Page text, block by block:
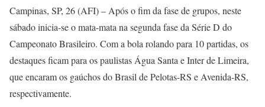
Campinas, SP, 26 (AFI) – Após o fim da fase de grupos, neste
sábado inicia-se o mata-mata na segunda fase da Série D do
Campeonato Brasileiro. Com a bola rolando para 10 partidas, os
destaques ficam para os paulistas Água Santa e Inter de Limeira,
que encaram os gaúchos do Brasil de Pelotas-RS e Avenida-RS,
respectivamente.